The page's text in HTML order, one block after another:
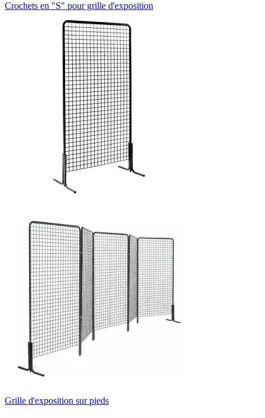
Crochets en "S" pour grille d'exposition
Grille d'exposition sur pieds